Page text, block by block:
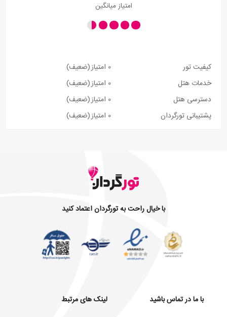
امتیاز میانگین
کیفیت تور 0 امتیاز
(ضعیف)
خدمات هتل
0 امتیاز
(ضعیف)
دسترسی هتل
0 امتیاز
(ضعیف)
پشتیبانی تورگردان
0 امتیاز (ضعیف)
با خیال راحت به تورگردان اعتماد کنید
با ما در تماس باشید
لینک های مرتبط